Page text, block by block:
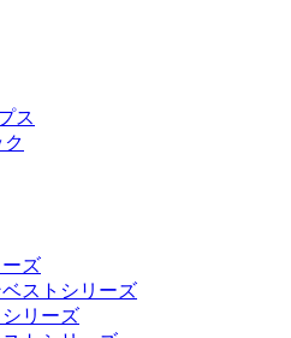
ス
ズ
ストシリーズ
リーズ